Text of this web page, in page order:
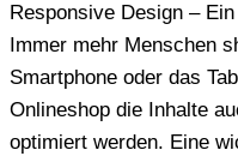
Responsive Design –
Immer mehr Menschen
Smartphone oder das
Onlineshop die Inhalte
optimiert werden. Eine